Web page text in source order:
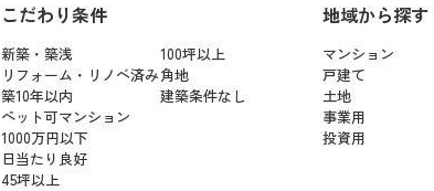
こだわり条件
新築・築浅
100坪以上
リフォーム・リノベ済み角地
築10年以内
建築条件なし
ペット可マンション
1000万円以下
日当たり良好
45坪以上
地域から探す
マンション
戸建て
土地
事業用
投資用